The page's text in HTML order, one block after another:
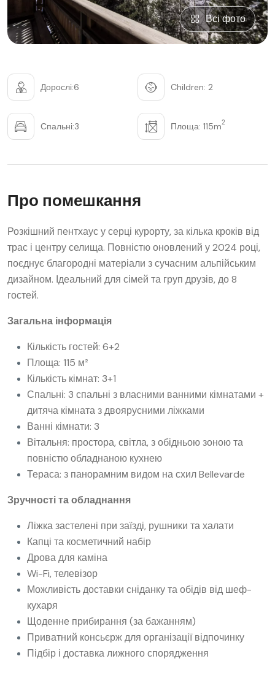
Всі фото
Дорослі:6 Children: 2
Спальні:3 Площа: 115m2
Про помешкання
Розкішний пентхаус у серці курорту, за кілька кроків від
трас і центру селища. Повністю оновлений у 2024 році,
поєднує благородні матеріали з сучасним альпійським
дизайном. Ідеальний для сімей та груп друзів, до 8
гостей.
Загальна інформація
Кількість гостей: 6+2
Площа: 115 м²
Кількість кімнат: 3+1
Спальні: 3 спальні з власними ванними кімнатами +
дитяча кімната з двоярусними ліжками
Ванні кімнати: 3
Вітальня: простора, світла, з обідньою зоною та
повністю обладнаною кухнею
Тераса: з панорамним видом на схил Bellevarde
Зручності та обладнання
Ліжка застелені при заїзді, рушники та халати
Капці та косметичний набір
Дрова для каміна
Wi-Fi, телевізор
Можливість доставки сніданку та обідів від шеф-
кухаря
Щоденне прибирання (за бажанням)
Приватний консьєрж для організації відпочинку
Підбір і доставка лижного спорядження